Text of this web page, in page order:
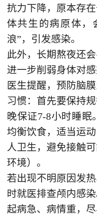
抗力下降，原本存
体共生的病原体，
浪”，引发感染。
此外，长期熬夜还
进一步削弱身体对感
医生提醒，预防脑
习惯：首先要保持
晚保证7-8小时睡眠
均衡饮食，适当运
人卫生，避免接触
环境）。
若出现不明原因发
时就医排查颅内感
起病急、病情重，